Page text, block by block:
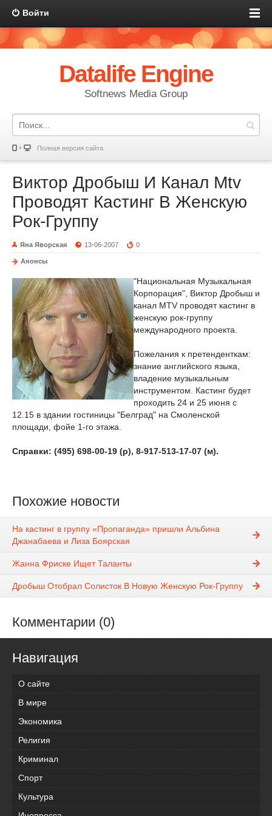
Войти
Datalife Engine
Softnews Media Group
Полная версия сайта
Виктор Дробыш И Канал Mtv
Проводят Кастинг В Женскую
Рок-Группу
Яна Яворская 13-06-2007 0
Анонсы
"Национальная Музыкальная
Корпорация", Виктор Дробыш и
канал MTV проводят кастинг в
женскую рок-группу
международного проекта.
Пожелания к претенденткам:
знание английского языка,
владение музыкальным
инструментом. Кастинг будет
проходить 24 и 25 июня с
12.15 в здании гостиницы "Белград" на Смоленской
площади, фойе 1-го этажа.
Справки: (495) 698-00-19 (р), 8-917-513-17-07 (м).
Похожие новости
На кастинг в группу «Пропаганда» пришли Альбина
Джанабаева и Лиза Боярская
Жанна Фриске Ищет Таланты
Дробыш Отобрал Солисток В Новую Женскую Рок-Группу
Комментарии (0)
Навигация
О сайте
В мире
Экономика
Религия
Криминал
Спорт
Культура